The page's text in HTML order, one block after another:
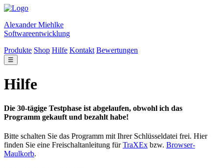
Alexander Miehlke
Softwareentwicklung
Produkte Shop Hilfe Kontakt Bewertungen
☰
Hilfe
Die 30-tägige Testphase ist abgelaufen, obwohl ich das
Programm gekauft und bezahlt habe!
Bitte schalten Sie das Programm mit Ihrer Schlüsseldatei frei. Hier
finden Sie eine Freischaltanleitung fürTraXEx bzw. Browser-
Maulkorb.